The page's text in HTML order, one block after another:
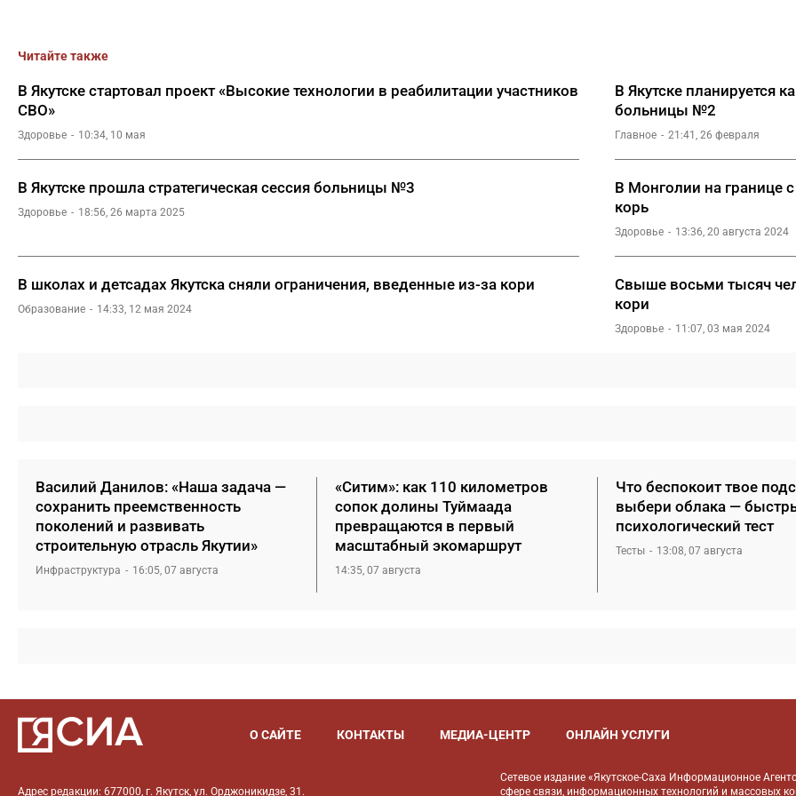
Читайте также
В Якутске стартовал проект «Высокие технологии в реабилитации участников
СВО»
Здоровье 10:34, 10 мая
В Якутске планируется
больницы №2
Главное 21:41, 26 февраля
В Якутске прошла стратегическая сессия больницы №3
Здоровье 18:56, 26 марта 2025
В Монголии на границе
корь
Здоровье 13:36, 20 августа 2024
В школах и детсадах Якутска сняли ограничения, введенные из-за кори
Образование 14:33, 12 мая 2024
Свыше восьми тысяч
кори
Здоровье 11:07, 03 мая 2024
Василий Данилов: «Наша задача —
сохранить преемственность
поколений и развивать
строительную отрасль Якутии»
Инфраструктура 16:05, 07 августа
«Ситим»: как 110 километров
сопок долины Туймаада
превращаются в первый
масштабный экомаршрут
14:35, 07 августа
Что беспокоит твое
выбери облака —
психологический тест
Тесты 13:08, 07 августа
О САЙТЕ КОНТАКТЫ МЕДИА-ЦЕНТР ОНЛАЙН УСЛУГИ
Адрес редакции: 677000, г. Якутск, ул. Орджоникидзе, 31.
Сетевое издание «Якутское-Саха Информационное
сфере связи, информационных технологий и массовых